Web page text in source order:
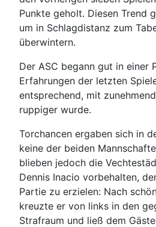
Punkte geholt. Diesen Trend
um in Schlagdistanz zum
überwintern.
Der ASC begann gut in einer
Erfahrungen der letzten
entsprechend, mit
ruppiger wurde.
Torchancen ergaben sich in
keine der beiden
blieben jedoch die
Dennis Inacio vorbehalten,
Partie zu erzielen: Nach
kreuzte er von links in den
Strafraum und ließ dem